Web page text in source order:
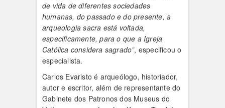
de vida de diferentes sociedades
humanas, do passado e do presente, a
arqueologia sacra está voltada,
especificamente, para o que a Igreja
Católica considera sagrado”, especificou o
especialista.
Carlos Evaristo é arqueólogo, historiador,
autor e escritor, além de representante do
Gabinete dos Patronos dos Museus do